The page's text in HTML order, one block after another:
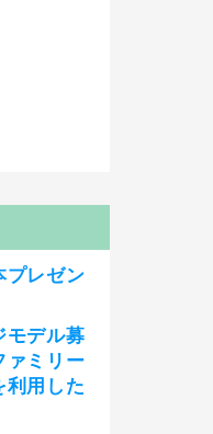
プレゼン
モデル募
ァミリー
利用した